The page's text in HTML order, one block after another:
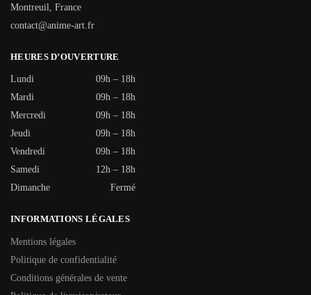
Montreuil, France
contact@anime-art.fr
HEURES D’OUVERTURE
Lundi
09h – 18h
Mardi
09h – 18h
Mercredi
09h – 18h
Jeudi
09h – 18h
Vendredi
09h – 18h
Samedi
12h – 18h
Dimanche
Fermé
INFORMATIONS LÉGALES
Mentions légales
Politique de confidentialité
Conditions générales de vente